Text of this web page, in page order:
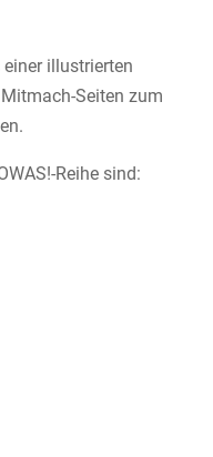
einer illustrierten
Seiten zum
Reihe sind: